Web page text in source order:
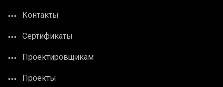
Контакты
Сертификаты
Проектировщикам
Проекты